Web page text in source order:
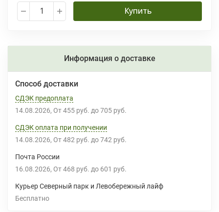
Купить
Информация о доставке
Способ доставки
СДЭК предоплата
14.08.2026 От 455 руб. до 705 руб.
СДЭК оплата при получении
14.08.2026 От 482 руб. до 742 руб.
Почта России
16.08.2026 От 468 руб. до 601 руб.
Курьер Северный парк и Левобережный лайф
Бесплатно